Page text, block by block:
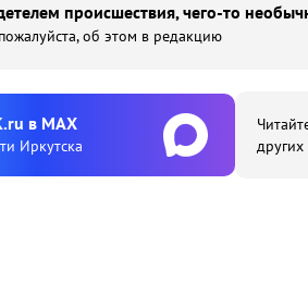
происшествия, чего-то
об этом в редакцию
в MAX
Иркутска